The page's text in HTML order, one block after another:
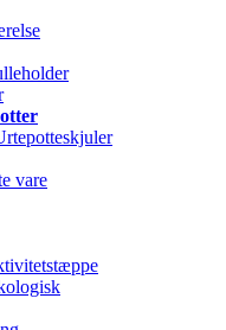
vare